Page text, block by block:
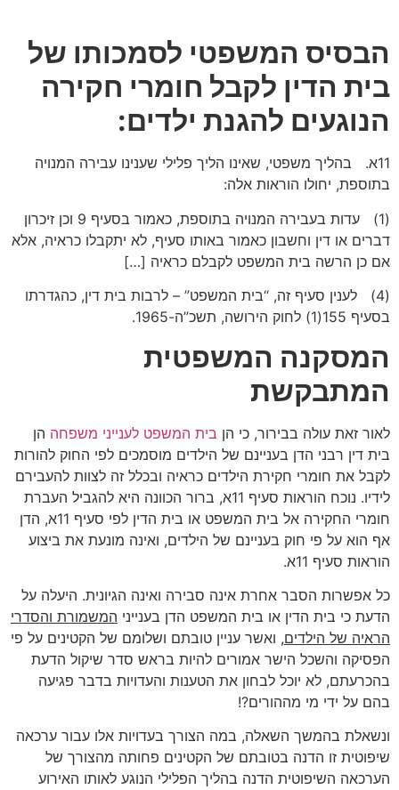
הבסיס המשפטי לסמכותו של
בית הדין לקבל חומרי חקירה
הנוגעים להגנת ילדים:
11א. בהליך משפטי, שאינו הליך פלילי שענינו עבירה המנויה
בתוספת, יחולו הוראות אלה:
(1) עדות בעבירה המנויה בתוספת, כאמור בסעיף 9 וכן זיכרון
דברים או דין וחשבון כאמור באותו סעיף, לא יתקבלו כראיה, אלא
אם כן הרשה בית המשפט לקבלם כראיה […]
(4) לענין סעיף זה, “בית המשפט” – לרבות בית דין, כהגדרתו
בסעיף 155(1) לחוק הירושה, תשכ”ה-1965.
המסקנה המשפטית
המתבקשת
לאור זאת עולה בבירור, כי הן בית המשפט לענייני משפחה הן
בית דין רבני הדן בעניינם של הילדים מוסמכים לפי החוק להורות
לקבל את חומרי חקירת הילדים כראיה ובכלל זה לצוות להעבירם
לידיו. נוכח הוראות סעיף 11א, ברור הכוונה היא להגביל העברת
חומרי החקירה אל בית המשפט או בית הדין לפי סעיף 11א, הדן
אף הוא על פי חוק בעניינם של הילדים, ואינה מונעת את ביצוע
הוראות סעיף 11א.
כל אפשרות הסבר אחרת אינה סבירה ואינה הגיונית. היעלה על
הדעת כי בית הדין או בית המשפט הדן בענייני המשמורת והסדרי
הראיה של הילדים, ואשר עניין טובתם ושלומם של הקטינים על פי
הפסיקה והשכל הישר אמורים להיות בראש סדר שיקול הדעת
בהכרעתם, לא יוכל לבחון את הטענות והעדויות בדבר פגיעה
בהם על ידי מי מההורים?!
ונשאלת בהמשך השאלה, במה הצורך בעדויות אלו עבור ערכאה
שיפוטית זו הדנה בטובתם של הקטינים פחותה מהצורך של
הערכאה השיפוטית הדנה בהליך הפלילי הנוגע לאותו האירוע